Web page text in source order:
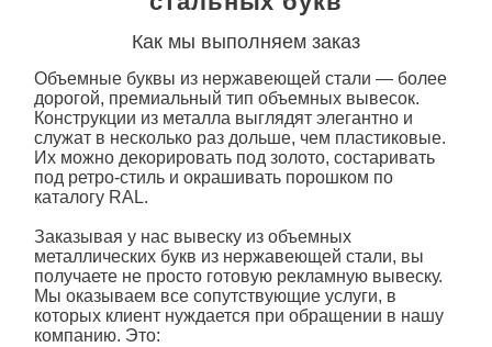
Как мы выполняем заказ
Объемные буквы из нержавеющей стали — более
дорогой, премиальный тип объемных вывесок.
Конструкции из металла выглядят элегантно и
служат в несколько раз дольше, чем пластиковые.
Их можно декорировать под золото, состаривать
под ретро-стиль и окрашивать порошком по
каталогу RAL.
Заказывая у нас вывеску из объемных
металлических букв из нержавеющей стали, вы
получаете не просто готовую рекламную вывеску.
Мы оказываем все сопутствующие услуги, в
которых клиент нуждается при обращении в нашу
компанию. Это: